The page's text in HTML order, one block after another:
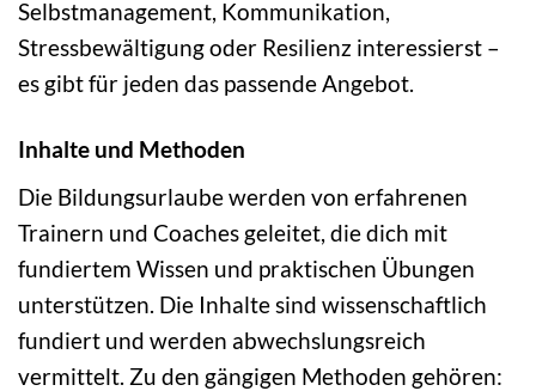
Selbstmanagement, Kommunikation,
Stressbewältigung oder Resilienz interessierst –
es gibt für jeden das passende Angebot.
Inhalte und Methoden
Die Bildungsurlaube werden von erfahrenen
Trainern und Coaches geleitet, die dich mit
fundiertem Wissen und praktischen Übungen
unterstützen. Die Inhalte sind wissenschaftlich
fundiert und werden abwechslungsreich
vermittelt. Zu den gängigen Methoden gehören: